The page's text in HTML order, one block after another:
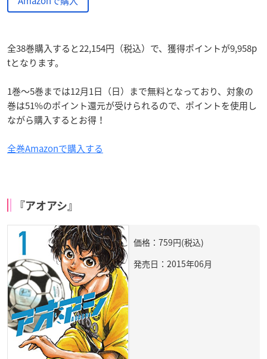
全38巻購入すると22,154円（税込）で、獲得ポイントが9,958p
tとなります。
1巻～5巻までは12月1日（日）まで無料となっており、対象の
巻は51%のポイント還元が受けられるので、ポイントを使用し
ながら購入するとお得！
全巻Amazonで購入する
『アオアシ』
価格：759円(税込)
発売日：2015年06月